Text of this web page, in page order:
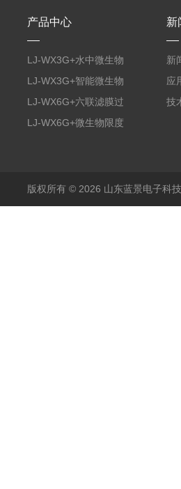
产品中心
LJ-WX3G+水中微生物
膜过滤装置
LJ-WX3G+智能微生物
限度仪
LJ-WX6G+六联滤膜过
滤器
LJ-WX6G+微生物限度
新
新
应
技
版权所有 © 2026 山东蓝景电子科